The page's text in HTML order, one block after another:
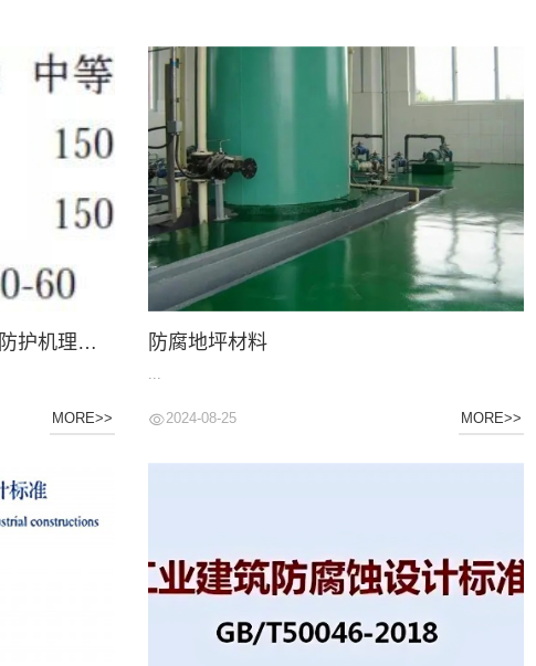
喜邦防腐带您了解耐腐蚀涂层防护机理与涂层钢腐蚀破坏原因及防护
MORE>>
防腐地坪材料
...
2024-08-25 MORE>>